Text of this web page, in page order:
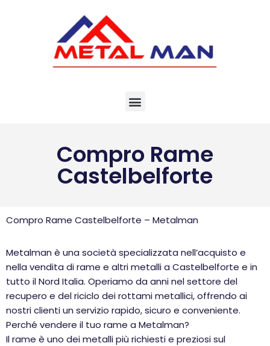
Compro Rame
Castelbelforte
Compro Rame Castelbelforte – Metalman
Metalman è una società specializzata nell’acquisto e
nella vendita di rame e altri metalli a Castelbelforte e in
tutto il Nord Italia. Operiamo da anni nel settore del
recupero e del riciclo dei rottami metallici, offrendo ai
nostri clienti un servizio rapido, sicuro e conveniente.
Perché vendere il tuo rame a Metalman?
Il rame è uno dei metalli più richiesti e preziosi sul